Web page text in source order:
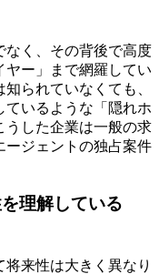
なく、その背後で高度
ヤー」まで網羅してい
られていなくても、
いるような「隠れホ
うした企業は一般の求
ージェントの独占案件
理解している
来性は大きく異なり